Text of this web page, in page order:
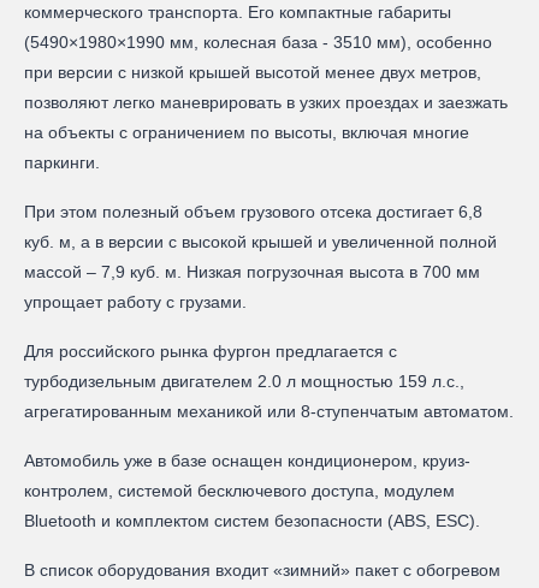
коммерческого транспорта. Его компактные габариты
(5490×1980×1990 мм, колесная база - 3510 мм), особенно
при версии с низкой крышей высотой менее двух метров,
позволяют легко маневрировать в узких проездах и заезжать
на объекты с ограничением по высоты, включая многие
паркинги.
При этом полезный объем грузового отсека достигает 6,8
куб. м, а в версии с высокой крышей и увеличенной полной
массой – 7,9 куб. м. Низкая погрузочная высота в 700 мм
упрощает работу с грузами.
Для российского рынка фургон предлагается с
турбодизельным двигателем 2.0 л мощностью 159 л.с.,
агрегатированным механикой или 8-ступенчатым автоматом.
Автомобиль уже в базе оснащен кондиционером, круиз-
контролем, системой бесключевого доступа, модулем
Bluetooth и комплектом систем безопасности (ABS, ESC).
В список оборудования входит «зимний» пакет с обогревом